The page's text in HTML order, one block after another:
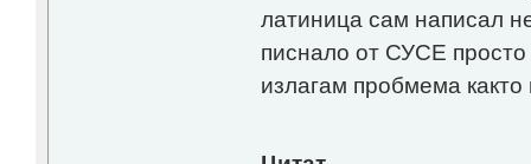
латиница сам написал
писнало от СУСЕ
излагам пробмема както